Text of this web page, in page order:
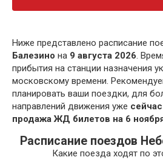
Ниже представлено расписание
Балезино на 9 августа 2026.
прибытия на станции назначения
московскому времени.
планировать ваши поездки, для
направлений движения уже
продажа ЖД билетов на 6
Расписание поездов
Какие поезда ходят по